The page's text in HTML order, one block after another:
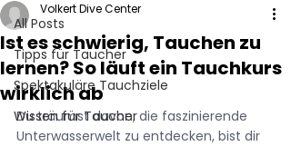
All Posts
Tipps für Taucher
Spektakuläre Tauchziele
Wissen für Taucher
Ist es schwierig, Tauchen zu
lernen? So läuft ein Tauchkurs
wirklich ab
Volkert Dive Center
Du träumst davon, die faszinierende
Unterwasserwelt zu entdecken, bist dir